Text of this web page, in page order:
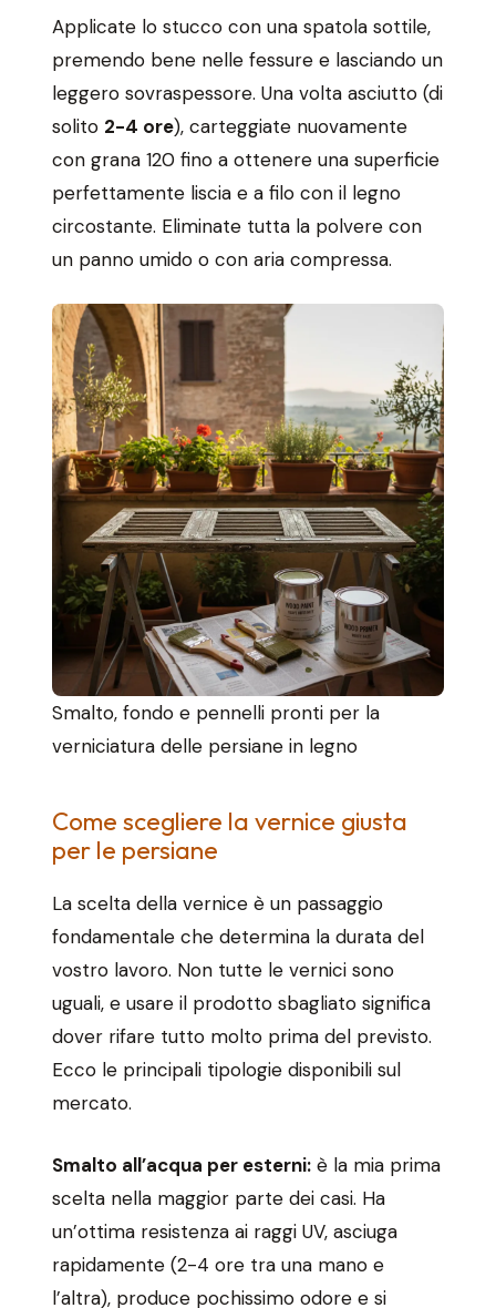
Applicate lo stucco con una spatola sottile,
premendo bene nelle fessure e lasciando un
leggero sovraspessore. Una volta asciutto (di
solito 2-4 ore), carteggiate nuovamente
con grana 120 fino a ottenere una superficie
perfettamente liscia e a filo con il legno
circostante. Eliminate tutta la polvere con
un panno umido o con aria compressa.
Smalto, fondo e pennelli pronti per la
verniciatura delle persiane in legno
Come scegliere la vernice giusta
per le persiane
La scelta della vernice è un passaggio
fondamentale che determina la durata del
vostro lavoro. Non tutte le vernici sono
uguali, e usare il prodotto sbagliato significa
dover rifare tutto molto prima del previsto.
Ecco le principali tipologie disponibili sul
mercato.
Smalto all’acqua per esterni: è la mia prima
scelta nella maggior parte dei casi. Ha
un’ottima resistenza ai raggi UV, asciuga
rapidamente (2-4 ore tra una mano e
l’altra), produce pochissimo odore e si